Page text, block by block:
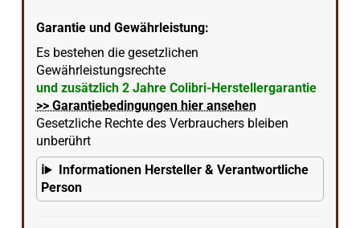
Garantie und Gewährleistung:
Es bestehen die gesetzlichen
Gewährleistungsrechte
und zusätzlich 2 Jahre Colibri-Herstellergarantie
>> Garantiebedingungen hier ansehen
Gesetzliche Rechte des Verbrauchers bleiben
unberührt
Informationen Hersteller & Verantwortliche
Person